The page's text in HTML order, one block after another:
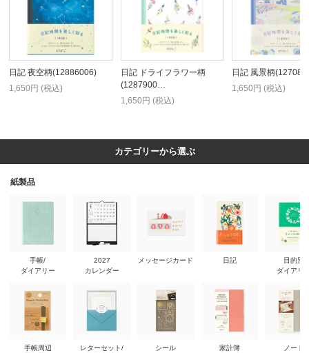
日記 夜空柄(12886006)
1,650円 (税込)
日記 ドライフラワー柄
(1287900…
1,650円 (税込)
日記 風景柄
1,650円 (税込)
カテゴリーから選ぶ
紙製品
手帳/
ダイアリー
手帳周辺
2027
カレンダー
レターセット/
メッセージカード
シール
日記
家計簿
目的別
ダイアリ
ノート